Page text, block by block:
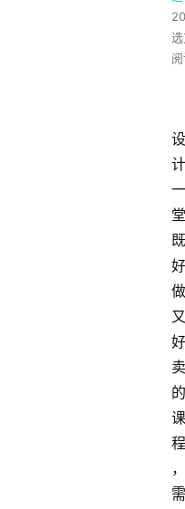
设
计
一
堂
既
好
做
又
好
卖
的
课
程
，
需